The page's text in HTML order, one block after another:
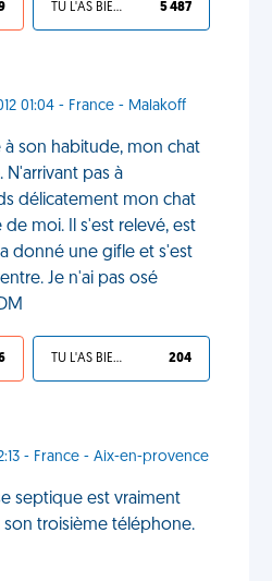
TU L'AS BIEN MÉRITÉ 5 487
01:04 - France - Malakoff
son habitude, mon chat
pas à
délicatement mon chat
moi. Il s'est relevé, est
donné une gifle et s'est
Je n'ai pas osé
TU L'AS BIEN MÉRITÉ 204
- France - Aix-en-provence
septique est vraiment
son troisième téléphone.